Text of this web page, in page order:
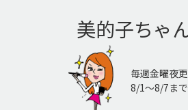
美的子ちゃ
毎週金曜夜更
8/1〜8/7ま